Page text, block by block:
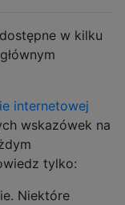
w kilku
internetowej
wskazówek na
tylko:
Niektóre